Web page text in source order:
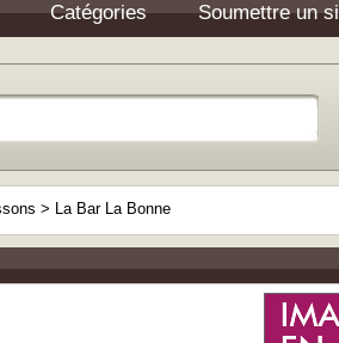
Catégories Soumettre un
> La Bar La Bonne